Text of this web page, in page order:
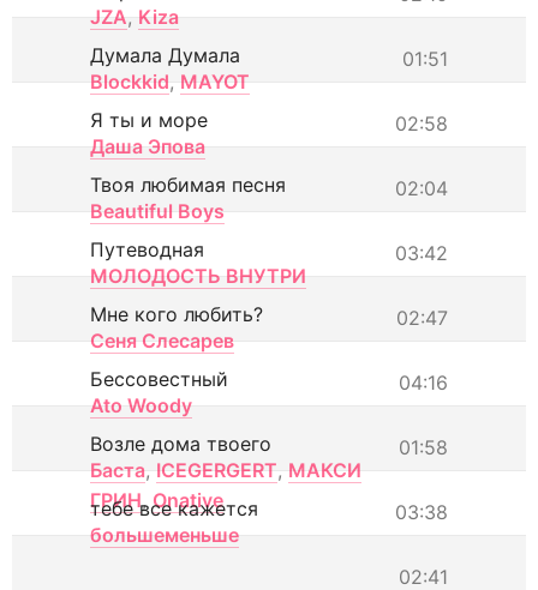
JZA, Kiza
01:51
Думала Думала
Blockkid, MAYOT
02:58
Я ты и море
Даша Эпова
02:04
Твоя любимая песня
Beautiful Boys
03:42
Путеводная
МОЛОДОСТЬ ВНУТРИ
02:47
Мне кого любить?
Сеня Слесарев
04:16
Бессовестный
Ato Woody
01:58
Возле дома твоего
Баста, ICEGERGERT, МАКСИ
ГРИН, Onative 03:38
тебе все кажется
большеменьше
02:41